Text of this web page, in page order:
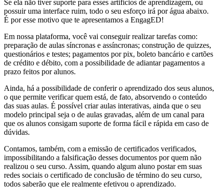
Se ela não tiver suporte para esses artifícios de aprendizagem, ou
possuir uma interface ruim, todo o seu esforço irá por água abaixo.
É por esse motivo que te apresentamos a EngagED!
Em nossa plataforma, você vai conseguir realizar tarefas como:
preparação de aulas síncronas e assíncronas; construção de quizzes,
questionários e testes; pagamentos por pix, boleto bancário e cartões
de crédito e débito, com a possibilidade de adiantar pagamentos a
prazo feitos por alunos.
Ainda, há a possibilidade de conferir o aprendizado dos seus alunos,
o que permite verificar quem está, de fato, absorvendo o conteúdo
das suas aulas. É possível criar aulas interativas, ainda que o seu
modelo principal seja o de aulas gravadas, além de um canal para
que os alunos consigam suporte de forma fácil e rápida em caso de
dúvidas.
Contamos, também, com a emissão de certificados verificados,
impossibilitando a falsificação desses documentos por quem não
realizou o seu curso. Assim, quando algum aluno postar em suas
redes sociais o certificado de conclusão de término do seu curso,
todos saberão que ele realmente efetivou o aprendizado.